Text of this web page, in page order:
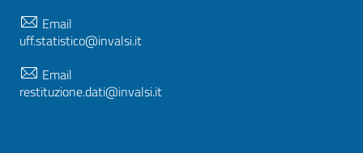
Email
uff.statistico@invalsi.it
Email
restituzione.dati@invalsi.it